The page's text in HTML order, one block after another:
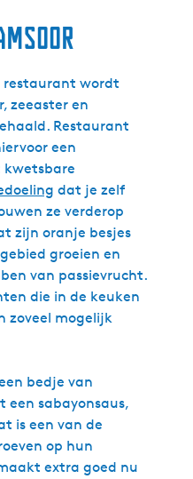
restaurant wordt
zeeaster en
Restaurant
een
kwetsbare
dat je zelf
ze verderop
zijn oranje besjes
groeien en
van passievrucht.
die in de keuken
zoveel mogelijk
bedje van
een sabayonsaus,
is een van de
op hun
extra goed nu